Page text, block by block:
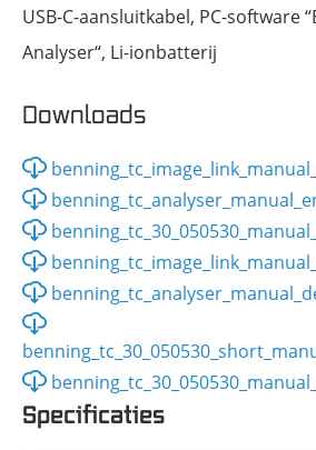
USB-C-aansluitkabel, PC-software
Analyser“, Li-ionbatterij
Downloads
Specificaties